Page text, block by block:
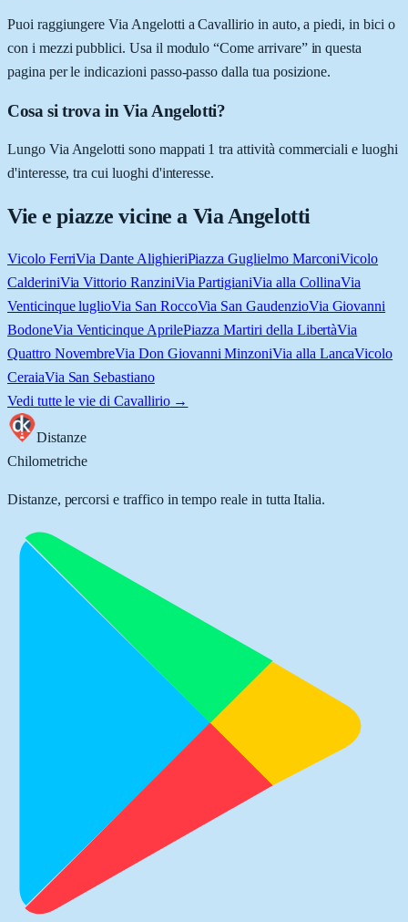
Puoi raggiungere Via Angelotti a Cavallirio in auto, a piedi, in bici o
con i mezzi pubblici. Usa il modulo “Come arrivare” in questa
pagina per le indicazioni passo-passo dalla tua posizione.
Cosa si trova in Via Angelotti?
Lungo Via Angelotti sono mappati 1 tra attività commerciali e luoghi
d'interesse, tra cui luoghi d'interesse.
Vie e piazze vicine a Via Angelotti
Vicolo FerriVia Dante AlighieriPiazza Guglielmo MarconiVicolo
CalderiniVia Vittorio RanziniVia PartigianiVia alla CollinaVia
Venticinque luglioVia San RoccoVia San GaudenzioVia Giovanni
BodoneVia Venticinque AprilePiazza Martiri della LibertàVia
Quattro NovembreVia Don Giovanni MinzoniVia alla LancaVicolo
CeraiaVia San Sebastiano
Vedi tutte le vie di Cavallirio→
Distanze
Chilometriche
Distanze, percorsi e traffico in tempo reale in tutta Italia.